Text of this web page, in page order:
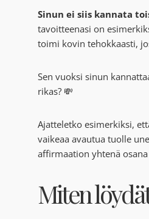
Sinun ei siis kannata
tavoitteenasi on
toimi kovin tehokkaasti,
Sen vuoksi sinun
rikas? 💸
Ajatteletko esimerkiksi,
vaikeaa avautua tuolle
affirmaation yhtenä
Miten